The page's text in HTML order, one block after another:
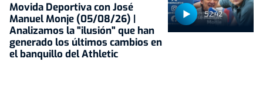
52:42
Movida Deportiva con José
Manuel Monje (05/08/26) |
Analizamos la "ilusión" que han
generado los últimos cambios en
el banquillo del Athletic